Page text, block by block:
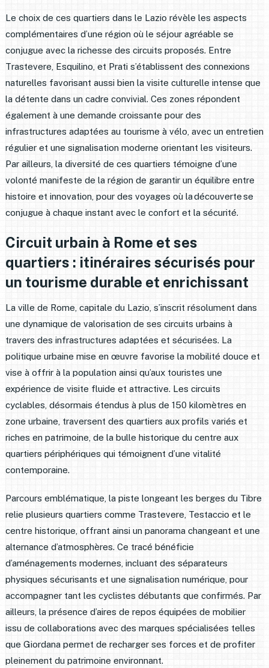
Le choix de ces quartiers dans le Lazio révèle les aspects
complémentaires d’une région où le séjour agréable se
conjugue avec la richesse des circuits proposés. Entre
Trastevere, Esquilino, et Prati s’établissent des connexions
naturelles favorisant aussi bien la visite culturelle intense que
la détente dans un cadre convivial. Ces zones répondent
également à une demande croissante pour des
infrastructures adaptées au tourisme à vélo, avec un entretien
régulier et une signalisation moderne orientant les visiteurs.
Par ailleurs, la diversité de ces quartiers témoigne d’une
volonté manifeste de la région de garantir un équilibre entre
histoire et innovation, pour des voyages où la découverte se
conjugue à chaque instant avec le confort et la sécurité.
Circuit urbain à Rome et ses
quartiers : itinéraires sécurisés pour
un tourisme durable et enrichissant
La ville de Rome, capitale du Lazio, s’inscrit résolument dans
une dynamique de valorisation de ses circuits urbains à
travers des infrastructures adaptées et sécurisées. La
politique urbaine mise en œuvre favorise la mobilité douce et
vise à offrir à la population ainsi qu’aux touristes une
expérience de visite fluide et attractive. Les circuits
cyclables, désormais étendus à plus de 150 kilomètres en
zone urbaine, traversent des quartiers aux profils variés et
riches en patrimoine, de la bulle historique du centre aux
quartiers périphériques qui témoignent d’une vitalité
contemporaine.
Parcours emblématique, la piste longeant les berges du Tibre
relie plusieurs quartiers comme Trastevere, Testaccio et le
centre historique, offrant ainsi un panorama changeant et une
alternance d’atmosphères. Ce tracé bénéficie
d’aménagements modernes, incluant des séparateurs
physiques sécurisants et une signalisation numérique, pour
accompagner tant les cyclistes débutants que confirmés. Par
ailleurs, la présence d’aires de repos équipées de mobilier
issu de collaborations avec des marques spécialisées telles
que Giordana permet de recharger ses forces et de profiter
pleinement du patrimoine environnant.